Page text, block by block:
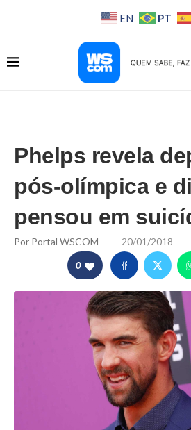
EN PT
Phelps revela
pós-olímpica e
pensou em
Por Portal WSCOM 20/01/2018
0